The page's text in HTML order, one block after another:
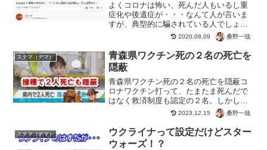
よくコロナは怖い、死んだ人もいるし重
症化や後遺症が・・・なんて人が言いま
すが、典型的に騙されている人でしょ
う。以前のこれについて、自治体に問い
合わせた人の動画。【コロナは死因問わ
ず死亡者数にカウントで！】コロナじゃ
なくてもコロナの死者にして...
2020.08.09 桑野一哉
ステマ（デマ）
青森県ワクチン死の２名の死亡を
隠蔽
青森県ワクチン死の２名の死亡を隠蔽コ
ロナワクチン打って、たまたま死んだで
はなく救済制度も認定の２名。しかし青
森県も国もこの接種死亡を公表せず。情
報開示を行い、隠蔽させずに暴露させた
人のおかげ。打てば死ぬから隠したの？
効果があって安全性も確...
2023.12.15 桑野一哉
ステマ（デマ）
ウクライナって設定だけどスター
ウォーズ！？